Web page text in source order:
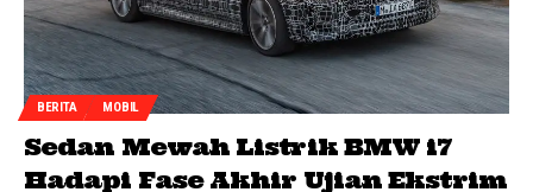
BERITA MOBIL
Sedan Mewah Listrik BMW i7
Hadapi Fase Akhir Ujian Ekstrim